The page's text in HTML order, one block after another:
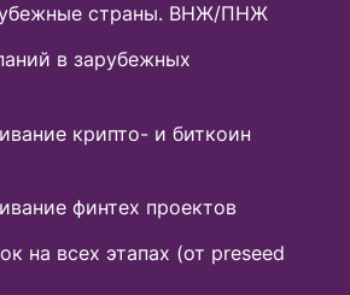
страны. ВНЖ/ПНЖ
в зарубежных
крипто- и биткоин
финтех проектов
на всех этапах (от preseed